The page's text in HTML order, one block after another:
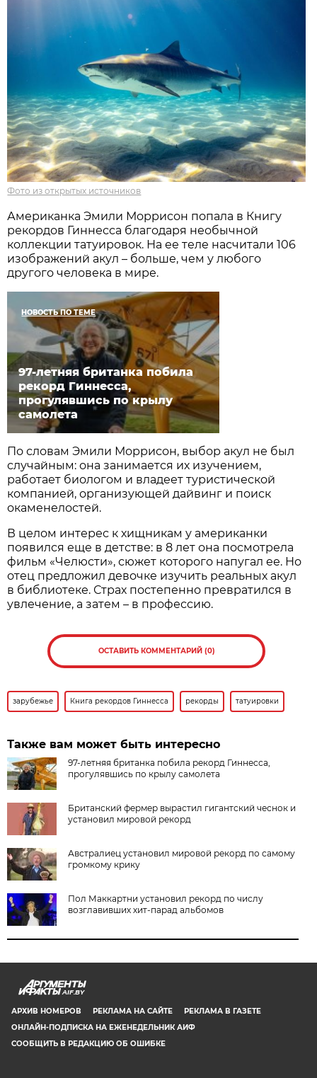
Фото из открытых источников
Американка Эмили Моррисон попала в Книгу
рекордов Гиннесса благодаря необычной
коллекции татуировок. На ее теле насчитали 106
изображений акул – больше, чем у любого
другого человека в мире.
НОВОСТЬ ПО ТЕМЕ
97-летняя британка побила
рекорд Гиннесса,
прогулявшись по крылу
самолета
По словам Эмили Моррисон, выбор акул не был
случайным: она занимается их изучением,
работает биологом и владеет туристической
компанией, организующей дайвинг и поиск
окаменелостей.
В целом интерес к хищникам у американки
появился еще в детстве: в 8 лет она посмотрела
фильм «Челюсти», сюжет которого напугал ее. Но
отец предложил девочке изучить реальных акул
в библиотеке. Страх постепенно превратился в
увлечение, а затем – в профессию.
ОСТАВИТЬ КОММЕНТАРИЙ (0)
зарубежье Книга рекордов Гиннесса рекорды татуировки
Также вам может быть интересно
97-летняя британка побила рекорд Гиннесса,
прогулявшись по крылу самолета
Британский фермер вырастил гигантский чеснок и
установил мировой рекорд
Австралиец установил мировой рекорд по самому
громкому крику
Пол Маккартни установил рекорд по числу
возглавивших хит-парад альбомов
AIF.BY
АРХИВ НОМЕРОВ РЕКЛАМА НА САЙТЕ
РЕКЛАМА В ГАЗЕТЕ
ОНЛАЙН-ПОДПИСКА НА ЕЖЕНЕДЕЛЬНИК АИФ
СООБЩИТЬ В РЕДАКЦИЮ ОБ ОШИБКЕ